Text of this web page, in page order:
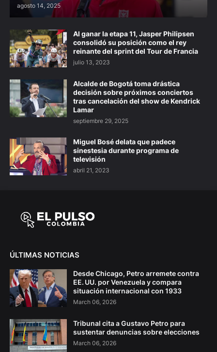
agosto 14, 2025
Al ganar la etapa 11, Jasper Philipsen
consolidó su posición como el rey
reinante del sprint del Tour de Francia
julio 13, 2023
Alcalde de Bogotá toma drástica
decisión sobre próximos conciertos
tras cancelación del show de Kendrick
Lamar
septiembre 29, 2025
Miguel Bosé delata que padece
sinestesia durante programa de
televisión
abril 21, 2023
ÚLTIMAS NOTICIAS
Desde Chicago, Petro arremete contra
EE. UU. por Venezuela y compara
situación internacional con 1933
March 06, 2026
Tribunal cita a Gustavo Petro para
sustentar denuncias sobre elecciones
March 06, 2026